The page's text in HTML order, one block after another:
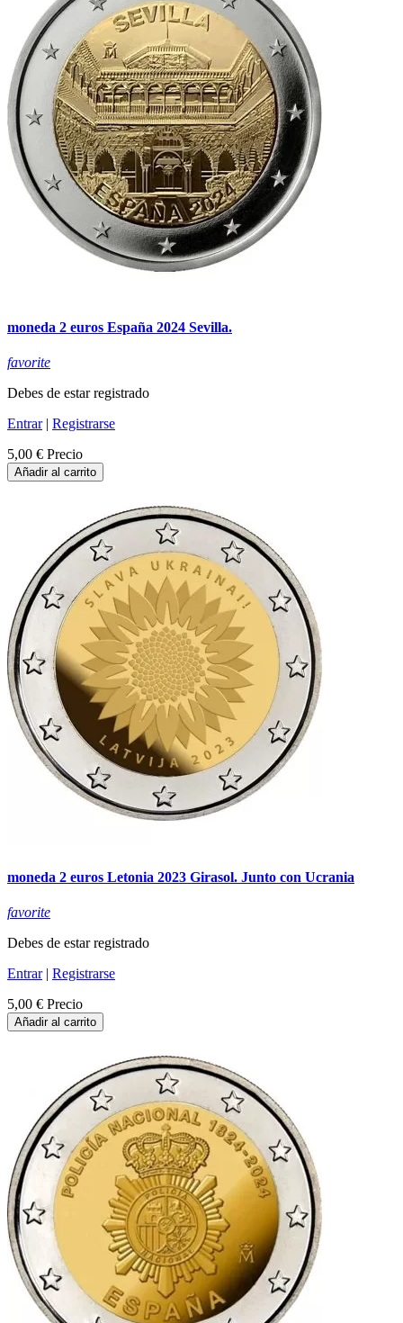
moneda 2 euros España 2024 Sevilla.
favorite
Debes de estar registrado
Entrar| Registrarse
5,00 € Precio
Añadir al carrito
moneda 2 euros Letonia 2023 Girasol. Junto con Ucrania
favorite
Debes de estar registrado
Entrar| Registrarse
5,00 € Precio
Añadir al carrito